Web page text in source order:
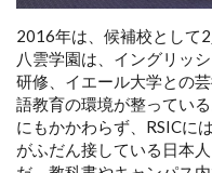
2016年は、候補校として
八雲学園は、イングリッ
研修、イエール大学との
語教育の環境が整ってい
にもかかわらず、RSICに
がふだん接している日本